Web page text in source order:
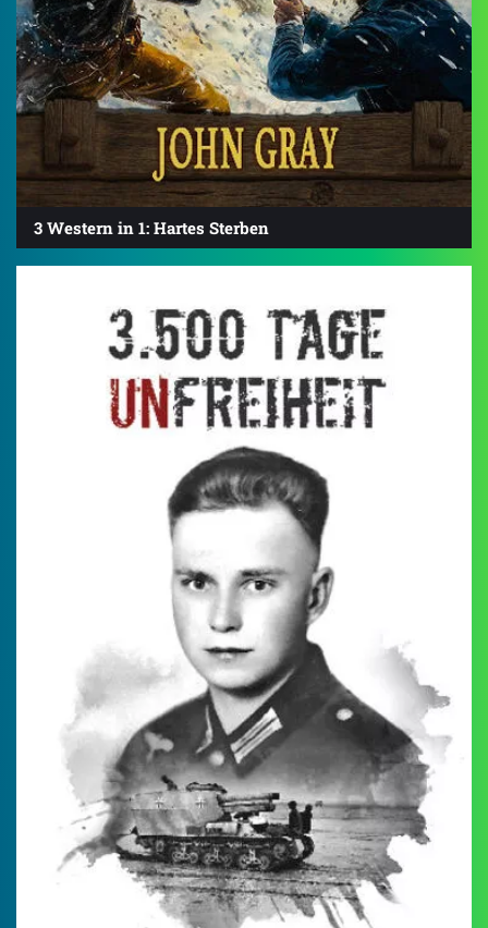
3 Western in 1: Hartes Sterben